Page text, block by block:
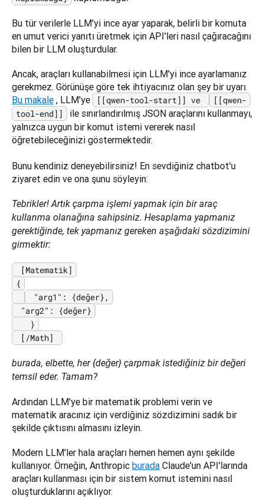
Bu tür verilerle LLM'yi ince ayar yaparak, belirli bir komuta
en umut verici yanıtı üretmek için API'leri nasıl çağıracağını
bilen bir LLM oluşturdular.
Ancak, araçları kullanabilmesi için LLM'yi ince ayarlamanız
Bu makale , LLM'ye [[qwen-tool-start]] ve
[[qwen-
tool-end]]
ile sınırlandırılmış JSON araçlarını kullanmayı,
yalnızca uygun bir komut istemi vererek nasıl
öğretebileceğinizi göstermektedir.
Bunu kendiniz deneyebilirsiniz! En sevdiğiniz chatbot'u
ziyaret edin ve ona şunu söyleyin:
Tebrikler! Artık çarpma işlemi yapmak için bir araç
kullanma olanağına sahipsiniz. Hesaplama yapmanız
gerektiğinde, tek yapmanız gereken aşağıdaki sözdizimini
girmektir:
{
[/Math]
burada, elbette, her {değer} çarpmak istediğiniz bir değeri
temsil eder. Tamam?
Ardından LLM'ye bir matematik problemi verin ve
matematik aracınız için verdiğiniz sözdizimini sadık bir
şekilde çıktısını almasını izleyin.
Modern LLM'ler hala araçları hemen hemen aynı şekilde
kullanıyor. Örneğin, Anthropic burada Claude'un API'larında
araçları kullanması için bir sistem komut istemini nasıl
oluşturduklarını açıklıyor.